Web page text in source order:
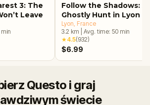
3: The
Leave
min
Follow the Shadows: A
Ghostly Hunt in Lyon
Lyon , France
3.2 km Avg. time: 50 min
★4.5(932)
$6.99
Questo i graj
świecie